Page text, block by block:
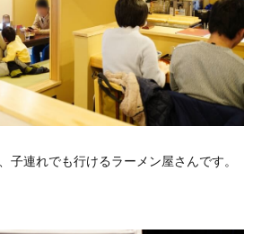
子連れでも行けるラーメン屋さんです。